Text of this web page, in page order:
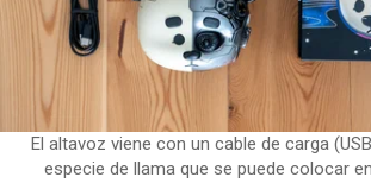
El altavoz viene con un cable de carga
especie de llama que se puede colocar